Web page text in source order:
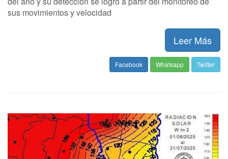
sus movimientos y velocidad
Leer Más
Facebook Whatsapp Twitter